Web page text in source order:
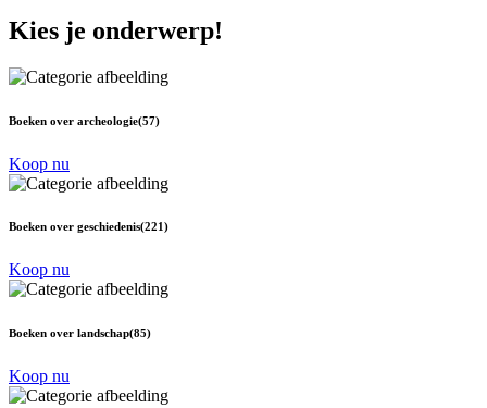
Kies je onderwerp!
Boeken over archeologie(57)
Koop nu
Boeken over geschiedenis(221)
Koop nu
Boeken over landschap(85)
Koop nu